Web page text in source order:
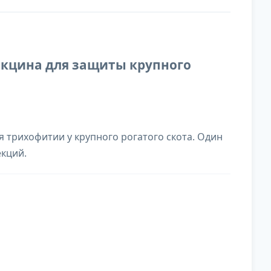
для защиты крупного
у крупного рогатого скота. Один